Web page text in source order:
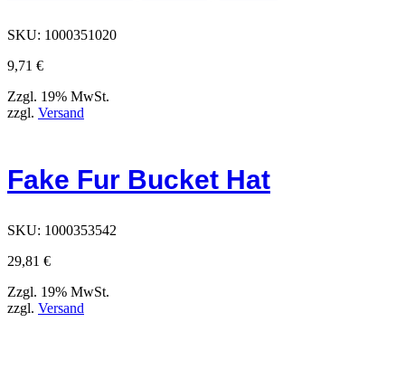
SKU: 1000351020
9,71 €
Zzgl. 19% MwSt.
zzgl. Versand
Fake Fur Bucket Hat
SKU: 1000353542
29,81 €
Zzgl. 19% MwSt.
zzgl. Versand